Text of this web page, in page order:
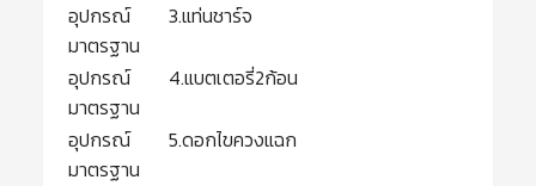
อุปกรณ์
มาตรฐาน
3.แท่นชาร์จ
อุปกรณ์
มาตรฐาน
4.แบตเตอรี่2ก้อน
อุปกรณ์
มาตรฐาน
5.ดอกไขควงแฉก